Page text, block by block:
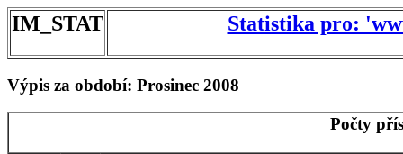
IM_STAT Statistika pro:
Výpis za období: Prosinec 2008
Počty